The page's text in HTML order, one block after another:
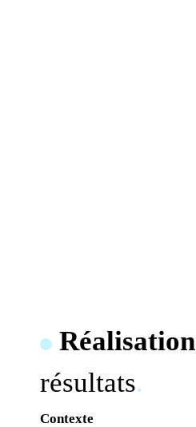
Réalisation
résultats.
Contexte